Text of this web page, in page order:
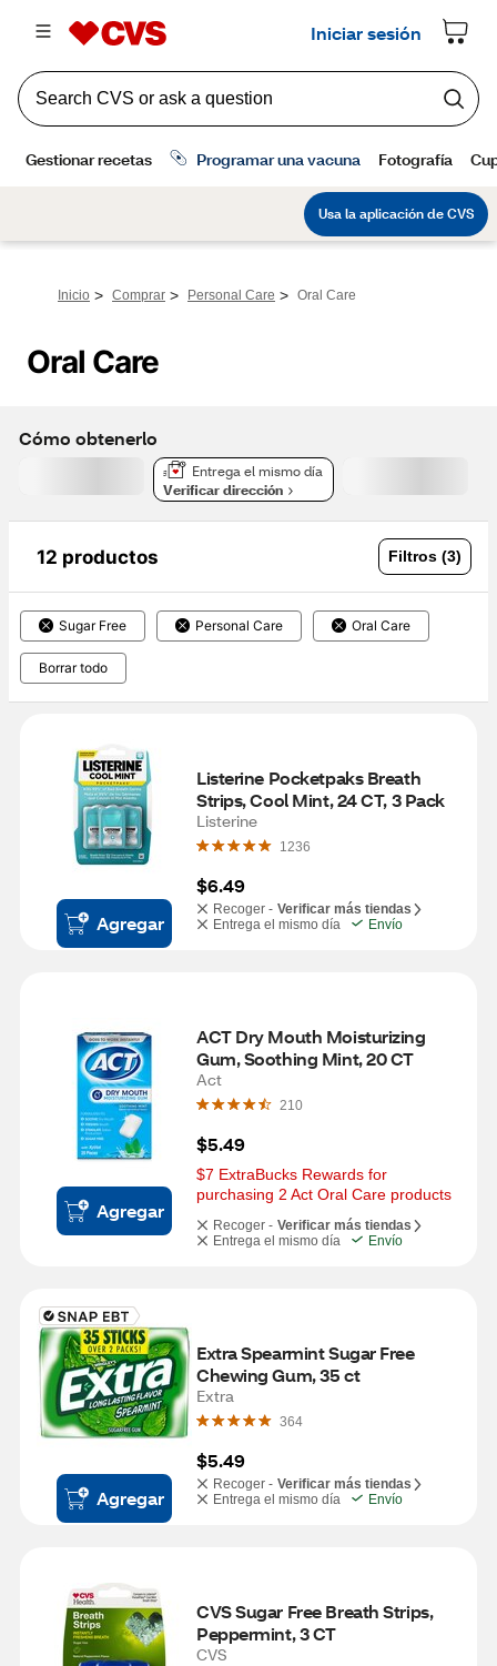
Inicio > Comprar > Personal Care > Oral Care
Oral Care
Cómo obtenerlo
Entrega el mismo día
Verificar dirección
12 productos Filtros (3)
Sugar Free Personal Care Oral Care
Borrar todo
Agregar
Listerine Pocketpaks Breath
Strips, Cool Mint, 24 CT, 3 Pack
Listerine
1236
$6.49
Recoger - Verificar más tiendas
Entrega el mismo día
Envío
Agregar
ACT Dry Mouth Moisturizing
Gum, Soothing Mint, 20 CT
Act
210
$5.49
$7 ExtraBucks Rewards for
purchasing 2 Act Oral Care products
Recoger - Verificar más tiendas
Entrega el mismo día
Envío
Agregar
Extra Spearmint Sugar Free
Chewing Gum, 35 ct
Extra
364
$5.49
Recoger - Verificar más tiendas
Entrega el mismo día
Envío
CVS Sugar Free Breath Strips,
Peppermint, 3 CT
CVS